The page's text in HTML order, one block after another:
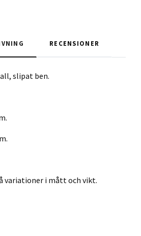
RECENSIONER
slipat ben.
variationer i mått och vikt.